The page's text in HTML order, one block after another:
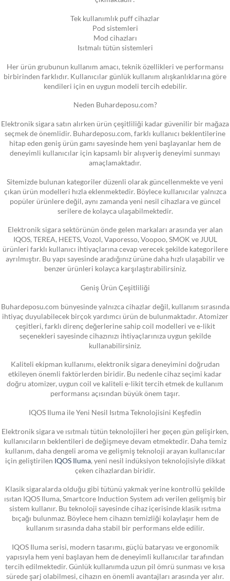
Tek kullanımlık puff cihazlar
Pod sistemleri
Mod cihazları
Isıtmalı tütün sistemleri
Her ürün grubunun kullanım amacı, teknik özellikleri ve performansı
birbirinden farklıdır. Kullanıcılar günlük kullanım alışkanlıklarına göre
kendileri için en uygun modeli tercih edebilir.
Neden Buhardeposu.com?
Elektronik sigara satın alırken ürün çeşitliliği kadar güvenilir bir mağaza
seçmek de önemlidir. Buhardeposu.com, farklı kullanıcı beklentilerine
hitap eden geniş ürün gamı sayesinde hem yeni başlayanlar hem de
deneyimli kullanıcılar için kapsamlı bir alışveriş deneyimi sunmayı
amaçlamaktadır.
Sitemizde bulunan kategoriler düzenli olarak güncellenmekte ve yeni
çıkan ürün modelleri hızla eklenmektedir. Böylece kullanıcılar yalnızca
popüler ürünlere değil, aynı zamanda yeni nesil cihazlara ve güncel
serilere de kolayca ulaşabilmektedir.
Elektronik sigara sektörünün önde gelen markaları arasında yer alan
IQOS, TEREA, HEETS, Vozol, Vaporesso, Voopoo, SMOK ve JUUL
ürünleri farklı kullanıcı ihtiyaçlarına cevap verecek şekilde kategorilere
ayrılmıştır. Bu yapı sayesinde aradığınız ürüne daha hızlı ulaşabilir ve
benzer ürünleri kolayca karşılaştırabilirsiniz.
Geniş Ürün Çeşitliliği
Buhardeposu.com bünyesinde yalnızca cihazlar değil, kullanım sırasında
ihtiyaç duyulabilecek birçok yardımcı ürün de bulunmaktadır. Atomizer
çeşitleri, farklı direnç değerlerine sahip coil modelleri ve e-likit
seçenekleri sayesinde cihazınızı ihtiyaçlarınıza uygun şekilde
kullanabilirsiniz.
Kaliteli ekipman kullanımı, elektronik sigara deneyimini doğrudan
etkileyen önemli faktörlerden biridir. Bu nedenle cihaz seçimi kadar
doğru atomizer, uygun coil ve kaliteli e-likit tercih etmek de kullanım
performansı açısından büyük önem taşır.
IQOS Iluma ile Yeni Nesil Isıtma Teknolojisini Keşfedin
Elektronik sigara ve ısıtmalı tütün teknolojileri her geçen gün gelişirken,
kullanıcıların beklentileri de değişmeye devam etmektedir. Daha temiz
kullanım, daha dengeli aroma ve gelişmiş teknoloji arayan kullanıcılar
için geliştirilen IQOS Iluma, yeni nesil indüksiyon teknolojisiyle dikkat
çeken cihazlardan biridir.
Klasik sigaralarda olduğu gibi tütünü yakmak yerine kontrollü şekilde
ısıtan IQOS Iluma, Smartcore Induction System adı verilen gelişmiş bir
sistem kullanır. Bu teknoloji sayesinde cihaz içerisinde klasik ısıtma
bıçağı bulunmaz. Böylece hem cihazın temizliği kolaylaşır hem de
kullanım sırasında daha stabil bir performans elde edilir.
IQOS Iluma serisi, modern tasarımı, güçlü bataryası ve ergonomik
yapısıyla hem yeni başlayan hem de deneyimli kullanıcılar tarafından
tercih edilmektedir. Günlük kullanımda uzun pil ömrü sunması ve kısa
sürede şarj olabilmesi, cihazın en önemli avantajları arasında yer alır.